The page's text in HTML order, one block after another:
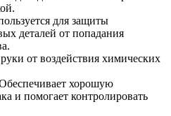
для защиты
деталей от попадания
от воздействия химических
хорошую
и помогает контролировать